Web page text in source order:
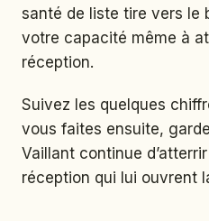
santé de liste tire vers le
votre capacité même à
réception.
Suivez les quelques
vous faites ensuite,
Vaillant continue
réception qui lui ouvrent